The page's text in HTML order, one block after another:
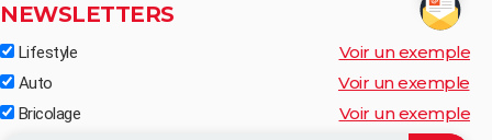
NEWSLETTERS
Lifestyle Voir un exemple
Auto Voir un exemple
Bricolage Voir un exemple